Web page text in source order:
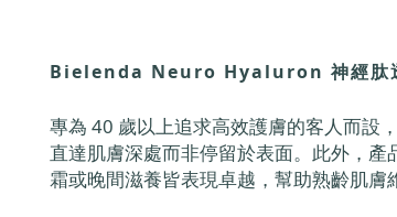
Bielenda Neuro Hyaluron 神經肽
專為 40 歲以上追求高效護膚的客人而設
直達肌膚深處而非停留於表面。此外，
霜或晚間滋養皆表現卓越，幫助熟齡肌膚